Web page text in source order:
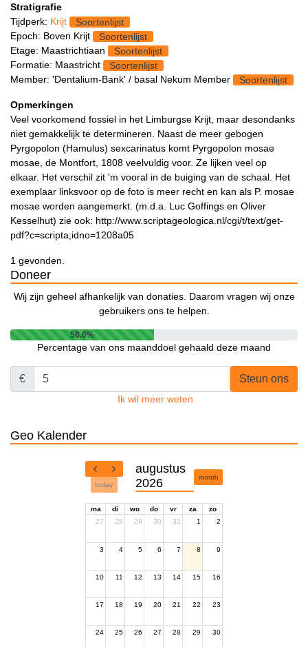
Stratigrafie
Tijdperk: Krijt
Soortenlijst
Epoch: Boven Krijt
Soortenlijst
Etage: Maastrichtiaan
Soortenlijst
Formatie: Maastricht
Soortenlijst
Member: 'Dentalium-Bank' / basal Nekum Member
Soortenlijst
Opmerkingen
Veel voorkomend fossiel in het Limburgse Krijt, maar desondanks
niet gemakkelijk te determineren. Naast de meer gebogen
Pyrgopolon (Hamulus) sexcarinatus komt Pyrgopolon mosae
mosae, de Montfort, 1808 veelvuldig voor. Ze lijken veel op
elkaar. Het verschil zit 'm vooral in de buiging van de schaal. Het
exemplaar linksvoor op de foto is meer recht en kan als P. mosae
mosae worden aangemerkt. (m.d.a. Luc Goffings en Oliver
Kesselhut) zie ook: http://www.scriptageologica.nl/cgi/t/text/get-
pdf?c=scripta;idno=1208a05
1 gevonden.
Doneer
Wij zijn geheel afhankelijk van donaties. Daarom vragen wij onze
gebruikers ons te helpen.
50.0%
Percentage van ons maanddoel gehaald deze maand
€ Steun ons
Ik wil meer weten
Geo Kalender
today
augustus
2026
month
ma di wo do vr za
zo
27
28 29 30 31 1 2
3 4 5 6 7 8 9
10 11 12 13 14 15 16
17 18 19 20 21 22 23
24 25 26 27 28 29 30